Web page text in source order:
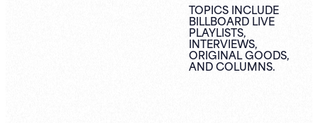
TOPICS INCLUDE
BILLBOARD LIVE
PLAYLISTS,
INTERVIEWS,
ORIGINALGOODS,
ANDCOLUMNS.